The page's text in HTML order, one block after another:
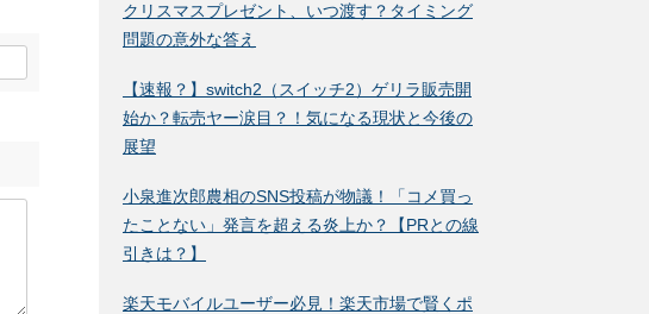
クリスマスプレゼント、いつ渡す？タイミング
問題の意外な答え
【速報？】switch2（スイッチ2）ゲリラ販売開
始か？転売ヤー涙目？！気になる現状と今後の
展望
小泉進次郎農相のSNS投稿が物議！「コメ買っ
たことない」発言を超える炎上か？【PRとの線
引きは？】
楽天モバイルユーザー必見！楽天市場で賢くポ